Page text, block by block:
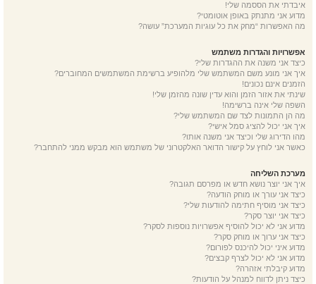
איבדתי את הססמה שלי!
מדוע אני מתנתק באופן אוטומטי?
מה האפשרות “מחק את כל עוגיות המערכת” עושה?
אפשרויות והגדרות משתמש
כיצד אני משנה את ההגדרות שלי?
איך אני מונע משם המשתמש שלי מלהופיע ברשימת המשתמשים המחוברים?
הזמנים אינם נכונים!
שינתי את אזור הזמן והוא עדין שונה מהזמן שלי!
השפה שלי אינה ברשימה!
מה הן התמונות לצד שם המשתמש שלי?
איך אני יכול להציג סמל אישי?
מהו הדירוג שלי וכיצד אני משנה אותו?
כאשר אני לוחץ על קישור הדואר האלקטרוני של משתמש הוא מבקש ממני להתחבר?
מערכת השליחה
איך אני יוצר נושא חדש או מפרסם תגובה?
כיצד אני עורך או מוחק הודעה?
כיצד אני מוסיף חתימה להודעות שלי?
כיצד אני יוצר סקר?
מדוע אני לא יכול להוסיף אפשרויות נוספות לסקר?
כיצד אני ערוך או מוחק סקר?
מדוע איני יכול להיכנס לפורום?
מדוע אני לא יכול לצרף קבצים?
מדוע קיבלתי אזהרה?
כיצד ניתן לדווח למנהל על הודעות?